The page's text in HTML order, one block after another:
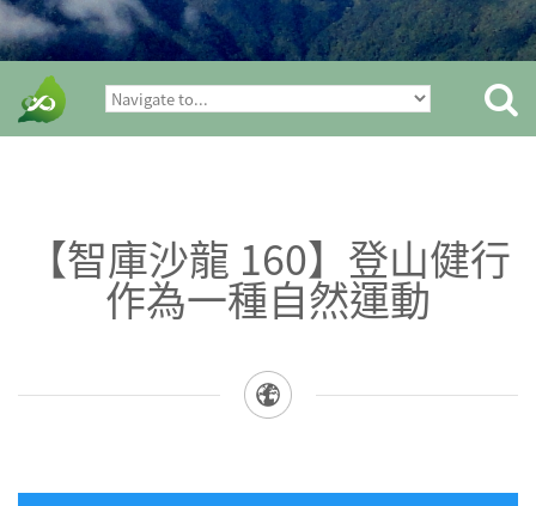
【智庫沙龍 160】登山健行
作為一種自然運動